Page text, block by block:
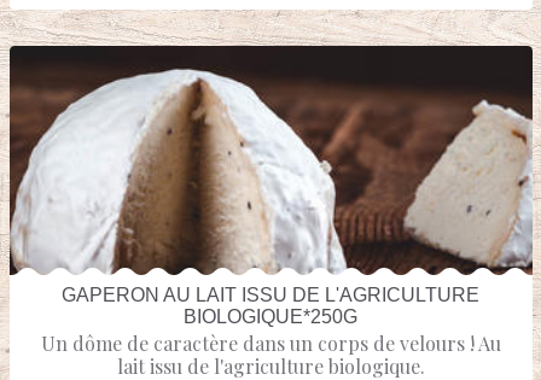
GAPERON AU LAIT ISSU DE L'AGRICULTURE
BIOLOGIQUE*250G
Un dôme de caractère dans un corps de velours ! Au
lait issu de l'agriculture biologique.